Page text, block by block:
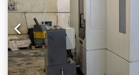
12.000 U/min und eine
Werkzeugen, was eine
Die Maschine verfügt über
einer Größe von 400 × 500
nach hochwertigen
sollten Sie das horizontale